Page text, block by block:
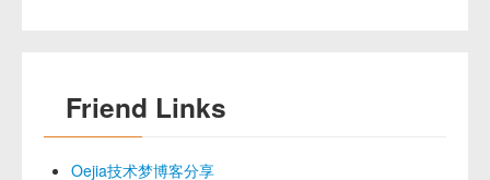
Friend Links
Oejia技术梦博客分享